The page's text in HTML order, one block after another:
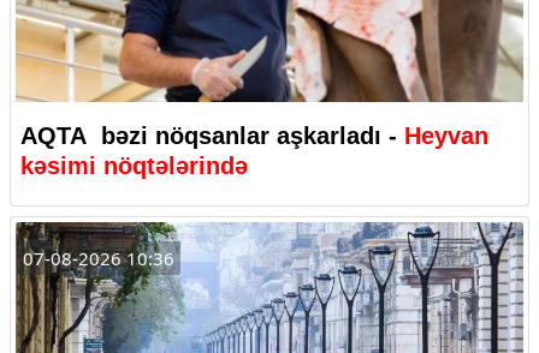
AQTA bəzi nöqsanlar aşkarladı - Heyvan
kəsimi nöqtələrində
07-08-2026 10:36